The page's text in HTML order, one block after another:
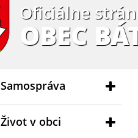
Oficiálne
OBEC
Samospráva
Život v obci